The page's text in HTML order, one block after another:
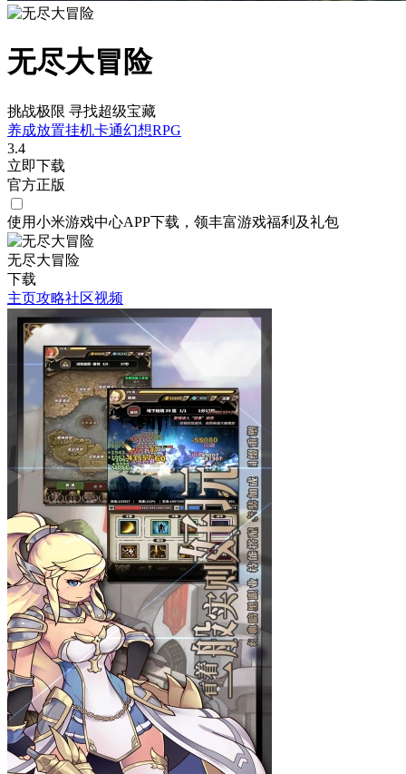
无尽大冒险
挑战极限 寻找超级宝藏
养成放置挂机卡通幻想RPG
3.4
立即下载
官方正版
使用小米游戏中心APP下载 ，领丰富游戏福利 及礼包
无尽大冒险
下载
主页攻略社区视频